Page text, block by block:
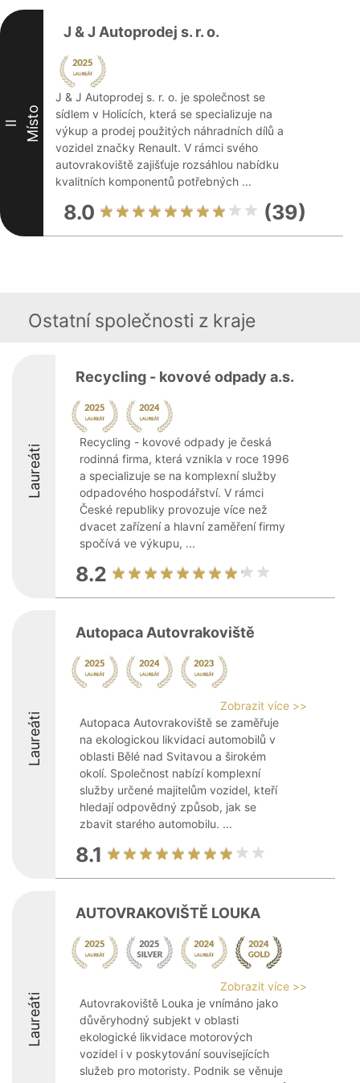
II Místo
J & J Autoprodej s. r. o.
J & J Autoprodej s. r. o. je společnost se
sídlem v Holicích, která se specializuje na
výkup a prodej použitých náhradních dílů a
vozidel značky Renault. V rámci svého
autovrakoviště zajišťuje rozsáhlou nabídku
kvalitních komponentů potřebných ...
8.0 (39)
Ostatní společnosti z kraje
Laureáti
Recycling - kovové odpady a.s.
Recycling - kovové odpady je česká
rodinná firma, která vznikla v roce 1996
a specializuje se na komplexní služby
odpadového hospodářství. V rámci
České republiky provozuje více než
dvacet zařízení a hlavní zaměření firmy
spočívá ve výkupu, ...
8.2
Laureáti
Autopaca Autovrakoviště
Zobrazit více >>
Autopaca Autovrakoviště se zaměřuje
na ekologickou likvidaci automobilů v
oblasti Bělé nad Svitavou a širokém
okolí. Společnost nabízí komplexní
služby určené majitelům vozidel, kteří
hledají odpovědný způsob, jak se
zbavit starého automobilu. ...
8.1
Laureáti
AUTOVRAKOVIŠTĚ LOUKA
Zobrazit více >>
Autovrakoviště Louka je vnímáno jako
důvěryhodný subjekt v oblasti
ekologické likvidace motorových
vozidel i v poskytování souvisejících
služeb pro motoristy. Podnik se věnuje